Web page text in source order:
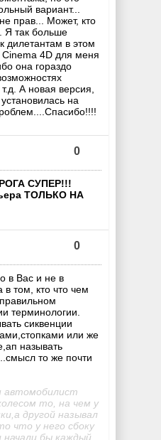
вариант...
прав... Может, кто
Я так больше
дилетантам в этом
Cinema 4D для меня
она гораздо
А новая версия,
на
0
СУПЕР!!!
ТОЛЬКО НА
0
в Вас и не в
в том, кто что чем
терминологии.
сиквенции
или же
называть
то же почти
автомобилист
то, на чем у
другой называл
что у него сбоку
начали бы каждый